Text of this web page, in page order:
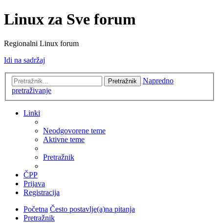
Linux za Sve forum
Regionalni Linux forum
Idi na sadržaj
Pretražnik
Napredno
pretraživanje
Linki
Neodgovorene teme
Aktivne teme
Pretražnik
ČPP
Prijava
Registracija
Početna Često postavlje(a)na pitanja
Pretražnik